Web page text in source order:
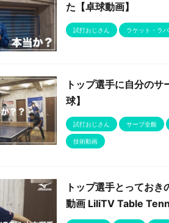
た【卓球動画】
試打おじさん ラケット・ラ
トップ選手に自分の
球】
試打おじさん サーブ全般
技術動画
トップ選手とってお
動画 LiliTV Table